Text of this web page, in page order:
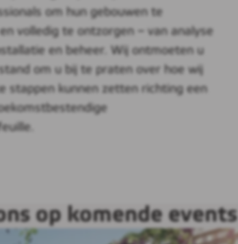
om hun gebouwen te
volledig te ontzorgen – van analyse
en beheer. Wij ontmoeten u
om u bij te praten over hoe wij
stappen kunnen zetten richting een
op komende events